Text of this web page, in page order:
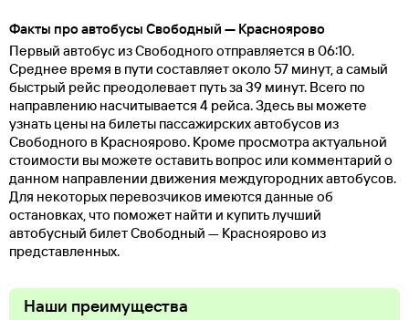
Факты про автобусы Свободный — Красноярово
Первый автобус из Свободного отправляется в 06:10.
Среднее время в пути составляет около 57 минут, а самый
быстрый рейс преодолевает путь за 39 минут. Всего по
направлению насчитывается 4 рейса. Здесь вы можете
узнать цены на билеты пассажирских автобусов из
Свободного в Красноярово. Кроме просмотра актуальной
стоимости вы можете оставить вопрос или комментарий о
данном направлении движения междугородних автобусов.
Для некоторых перевозчиков имеются данные об
остановках, что поможет найти и купить лучший
автобусный билет Свободный — Красноярово из
представленных.
Наши преимущества